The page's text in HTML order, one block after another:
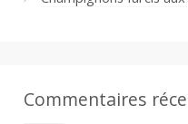
Commentaires